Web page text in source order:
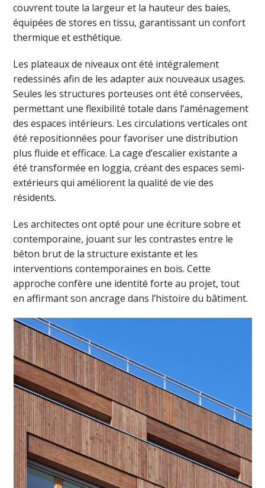
couvrent toute la largeur et la hauteur des baies,
équipées de stores en tissu, garantissant un confort
thermique et esthétique.
Les plateaux de niveaux ont été intégralement
redessinés afin de les adapter aux nouveaux usages.
Seules les structures porteuses ont été conservées,
permettant une flexibilité totale dans l’aménagement
des espaces intérieurs. Les circulations verticales ont
été repositionnées pour favoriser une distribution
plus fluide et efficace. La cage d’escalier existante a
été transformée en loggia, créant des espaces semi-
extérieurs qui améliorent la qualité de vie des
résidents.
Les architectes ont opté pour une écriture sobre et
contemporaine, jouant sur les contrastes entre le
béton brut de la structure existante et les
interventions contemporaines en bois. Cette
approche confère une identité forte au projet, tout
en affirmant son ancrage dans l’histoire du bâtiment.